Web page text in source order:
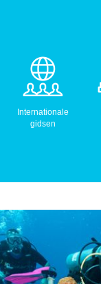
Internationale
gidsen